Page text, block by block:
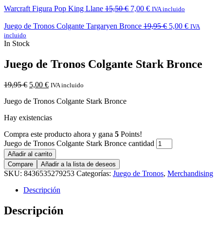
Warcraft Figura Pop King Llane 15,50€ 7,00 € IVA incluido
Juego de Tronos Colgante Targaryen Bronce 19,95€ 5,00 € IVA
incluido
In Stock
Juego de Tronos Colgante Stark Bronce
19,95€ 5,00 € IVA incluido
Juego de Tronos Colgante Stark Bronce
Hay existencias
Compra este producto ahora y gana 5 Points!
Juego de Tronos Colgante Stark Bronce cantidad
Añadir al carrito
Compare
Añadir a la lista de deseos
SKU: 8436535279253 Categorías: Juego de Tronos, Merchandising
Descripción
Descripción